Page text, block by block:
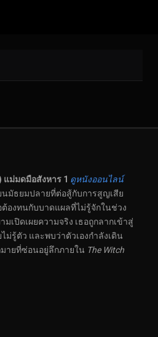
แม่มดมือสังหาร 1 ดูหนังออนไลน์
นมัธยมปลายที่ต่อสู้กับการสูญเสีย
ต้องทนกับบาดแผลที่ไม่รู้จักในช่วง
เปิดเผยความจริง เธอถูกลากเข้าสู่
รู้ตัว และพบว่าตัวเองกำลังเดิน
ายที่ซ่อนอยู่ลึกภายใน The Witch